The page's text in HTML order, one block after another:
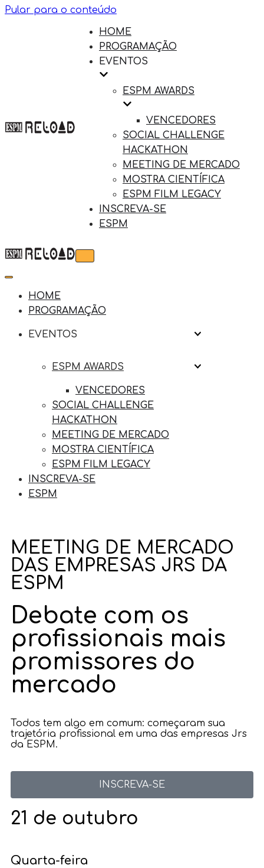
Pular para o conteúdo
HOME
PROGRAMAÇÃO
EVENTOS
ESPM AWARDS
VENCEDORES
SOCIAL CHALLENGE
HACKATHON
MEETING DE MERCADO
MOSTRA CIENTÍFICA
ESPM FILM LEGACY
INSCREVA-SE
ESPM
HOME
PROGRAMAÇÃO
EVENTOS
ESPM AWARDS
VENCEDORES
SOCIAL CHALLENGE
HACKATHON
MEETING DE MERCADO
MOSTRA CIENTÍFICA
ESPM FILM LEGACY
INSCREVA-SE
ESPM
MEETING DE MERCADO
DAS EMPRESAS JRS DA
ESPM
Debate com os
profissionais mais
promissores do
mercado
Todos tem algo em comum: começaram sua
trajetória profissional em uma das empresas Jrs
da ESPM.
INSCREVA-SE
21 de outubro
Quarta-feira